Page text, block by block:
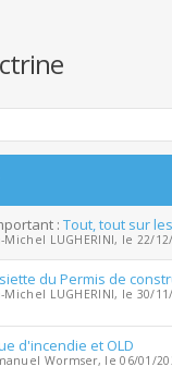
: Tout, tout sur
Michel LUGHERINI, le 22/
du Permis de
Michel LUGHERINI, le 30/
d'incendie et OLD
Wormser, le 06/01/